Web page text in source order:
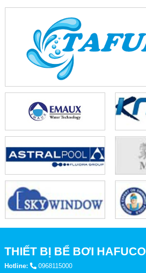
THIẾT BỊ BỂ BƠI HAFUCO
Hotline:
0968115000